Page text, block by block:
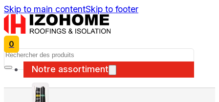
Skip to main contentSkip to footer
0
Notre assortiment
Search